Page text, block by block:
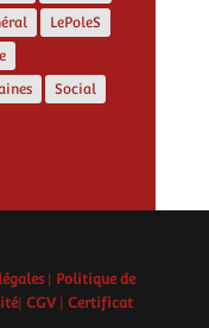
LePoleS
Social
|
Politique de
|CGV|Certificat